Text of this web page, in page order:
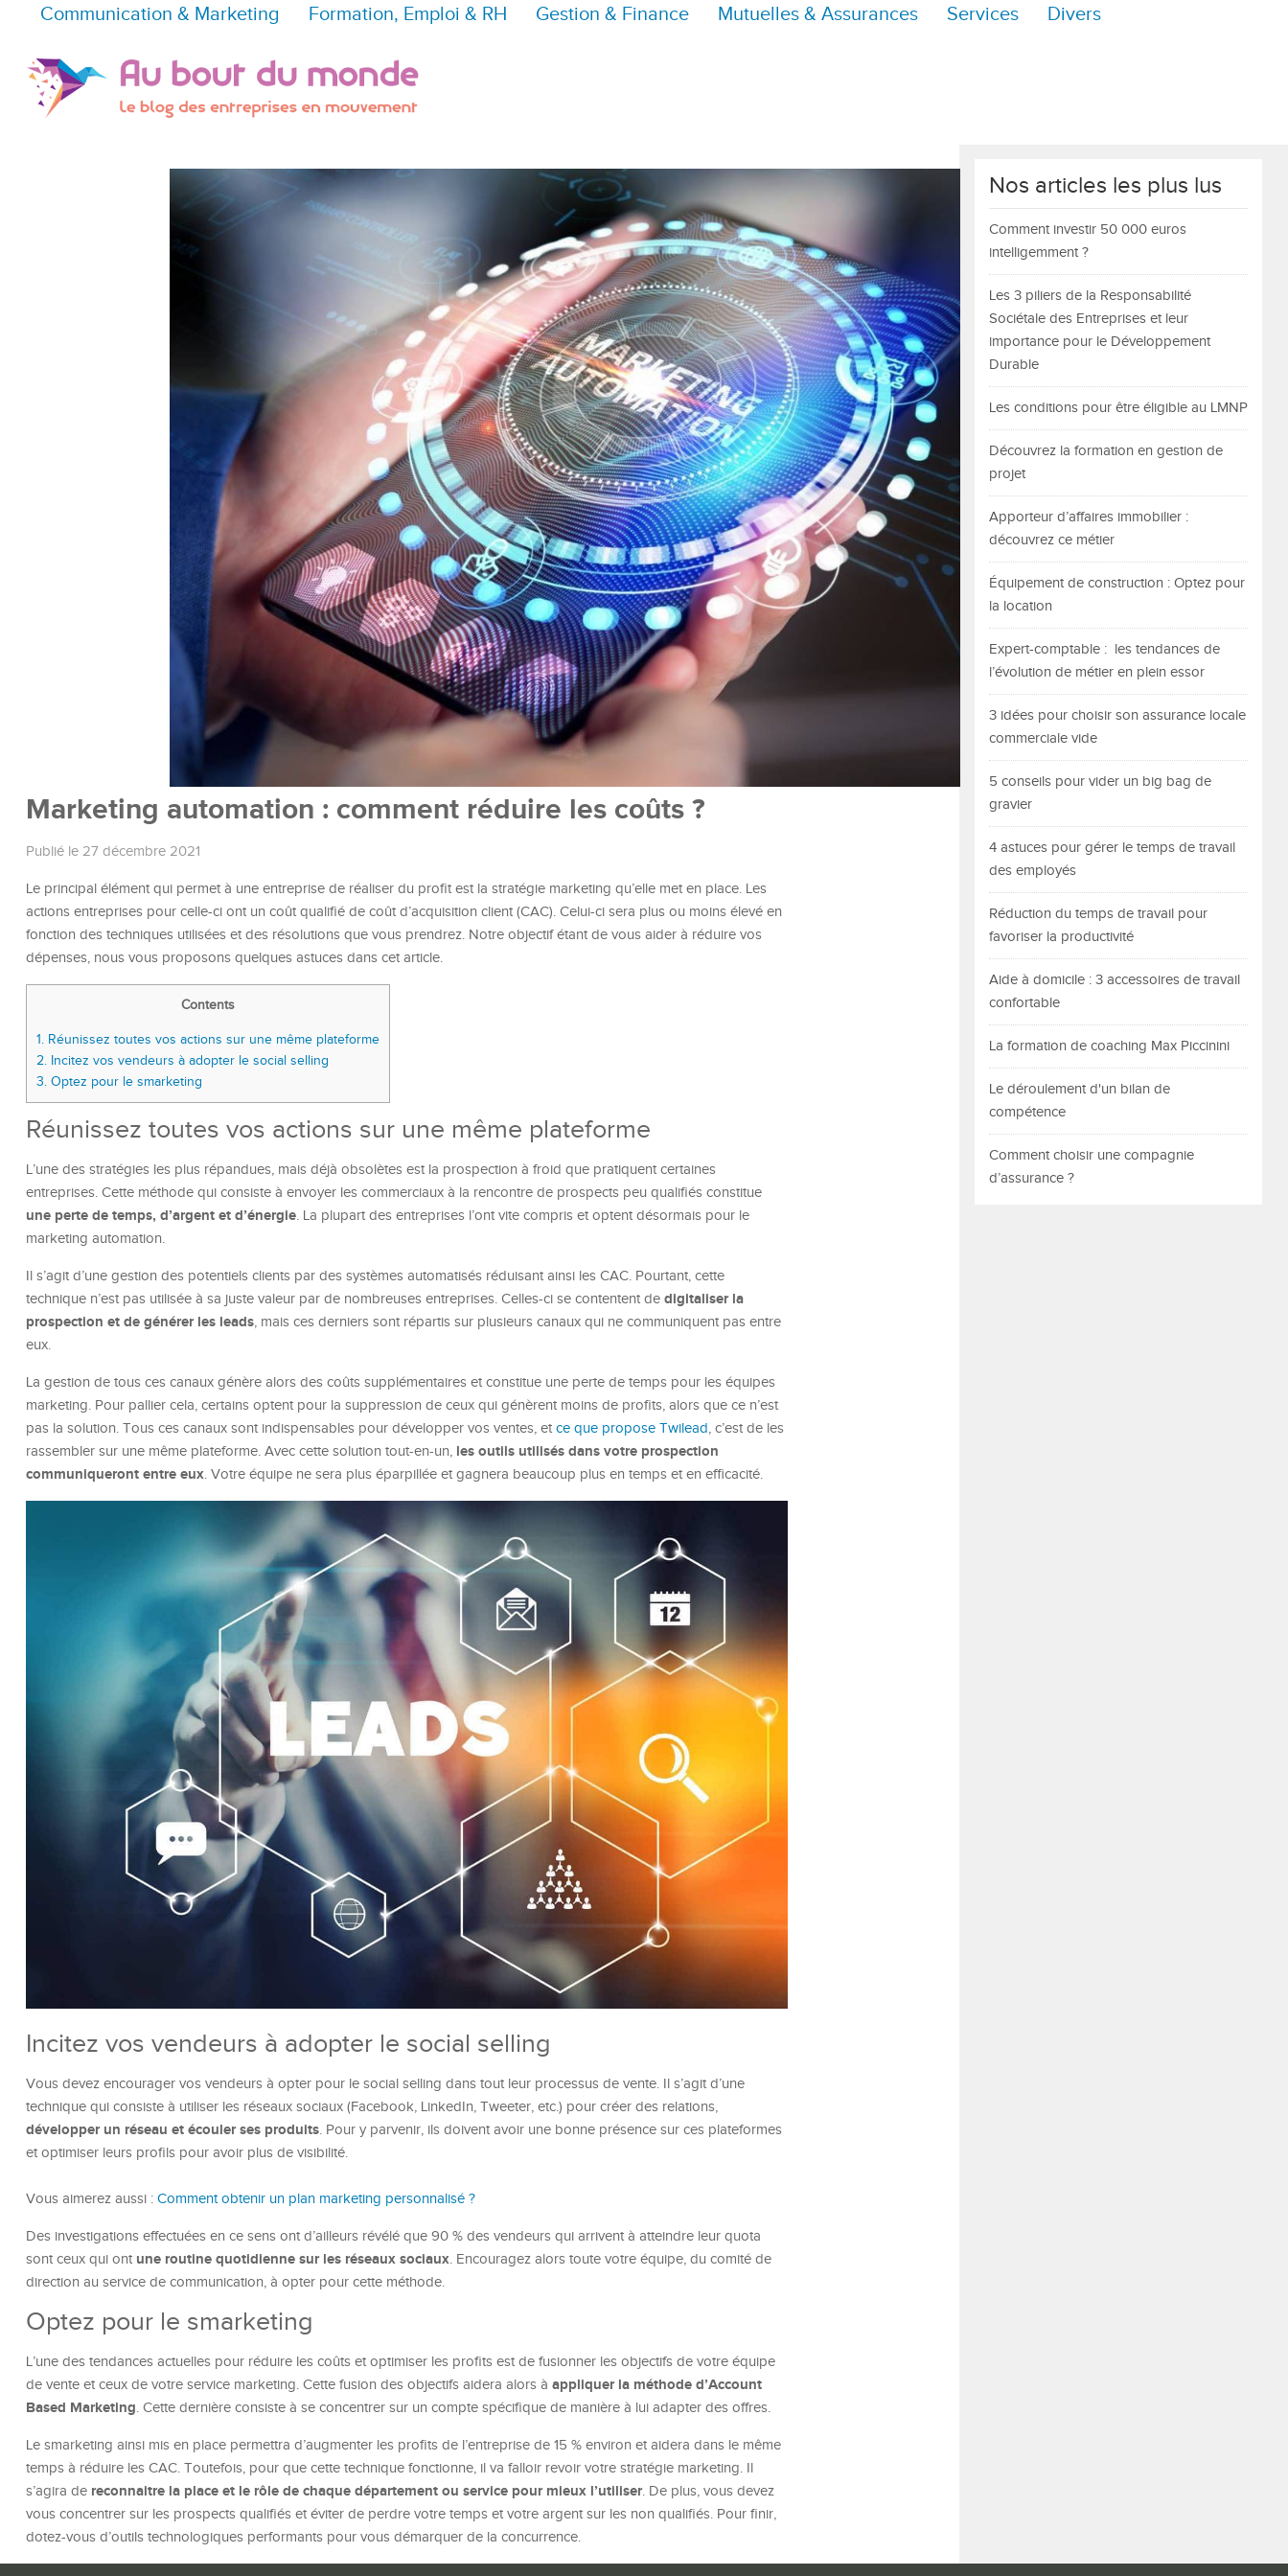
Communication & Marketing Formation, Emploi & RH Gestion & Finance Mutuelles & Assurances Services Divers
Marketing automation : comment réduire les coûts ?
Publié le 27 décembre 2021
Le principal élément qui permet à une entreprise de réaliser du profit est la stratégie marketing qu’elle met en place. Les
actions entreprises pour celle-ci ont un coût qualifié de coût d’acquisition client (CAC). Celui-ci sera plus ou moins élevé en
fonction des techniques utilisées et des résolutions que vous prendrez. Notre objectif étant de vous aider à réduire vos
dépenses, nous vous proposons quelques astuces dans cet article.
Contents
1. Réunissez toutes vos actions sur une même plateforme
2. Incitez vos vendeurs à adopter le social selling
3. Optez pour le smarketing
Réunissez toutes vos actions sur une même plateforme
L’une des stratégies les plus répandues, mais déjà obsolètes est la prospection à froid que pratiquent certaines
entreprises. Cette méthode qui consiste à envoyer les commerciaux à la rencontre de prospects peu qualifiés constitue
une perte de temps, d’argent et d’énergie. La plupart des entreprises l’ont vite compris et optent désormais pour le
marketing automation.
Il s’agit d’une gestion des potentiels clients par des systèmes automatisés réduisant ainsi les CAC. Pourtant, cette
technique n’est pas utilisée à sa juste valeur par de nombreuses entreprises. Celles-ci se contentent de digitaliser la
prospection et de générer les leads, mais ces derniers sont répartis sur plusieurs canaux qui ne communiquent pas entre
eux.
La gestion de tous ces canaux génère alors des coûts supplémentaires et constitue une perte de temps pour les équipes
marketing. Pour pallier cela, certains optent pour la suppression de ceux qui génèrent moins de profits, alors que ce n’est
pas la solution. Tous ces canaux sont indispensables pour développer vos ventes, et ce que propose Twilead, c’est de les
rassembler sur une même plateforme. Avec cette solution tout-en-un, les outils utilisés dans votre prospection
communiqueront entre eux. Votre équipe ne sera plus éparpillée et gagnera beaucoup plus en temps et en efficacité.
Incitez vos vendeurs à adopter le social selling
Vous devez encourager vos vendeurs à opter pour le social selling dans tout leur processus de vente. Il s’agit d’une
technique qui consiste à utiliser les réseaux sociaux (Facebook, LinkedIn, Tweeter, etc.) pour créer des relations,
développer un réseau et écouler ses produits. Pour y parvenir, ils doivent avoir une bonne présence sur ces plateformes
et optimiser leurs profils pour avoir plus de visibilité.
Vous aimerez aussi : Comment obtenir un plan marketing personnalisé ?
Des investigations effectuées en ce sens ont d’ailleurs révélé que 90 % des vendeurs qui arrivent à atteindre leur quota
sont ceux qui ont une routine quotidienne sur les réseaux sociaux. Encouragez alors toute votre équipe, du comité de
direction au service de communication, à opter pour cette méthode.
Optez pour le smarketing
L’une des tendances actuelles pour réduire les coûts et optimiser les profits est de fusionner les objectifs de votre équipe
de vente et ceux de votre service marketing. Cette fusion des objectifs aidera alors à appliquer la méthode d’Account
Based Marketing. Cette dernière consiste à se concentrer sur un compte spécifique de manière à lui adapter des offres.
Le smarketing ainsi mis en place permettra d’augmenter les profits de l’entreprise de 15 % environ et aidera dans le même
temps à réduire les CAC. Toutefois, pour que cette technique fonctionne, il va falloir revoir votre stratégie marketing. Il
s’agira de reconnaitre la place et le rôle de chaque département ou service pour mieux l’utiliser. De plus, vous devez
vous concentrer sur les prospects qualifiés et éviter de perdre votre temps et votre argent sur les non qualifiés. Pour finir,
dotez-vous d’outils technologiques performants pour vous démarquer de la concurrence.
Nos articles les plus lus
Comment investir 50 000 euros
intelligemment ?
Les 3 piliers de la Responsabilité
Sociétale des Entreprises et leur
importance pour le Développement
Durable
Les conditions pour être éligible au LMNP
Découvrez la formation en gestion de
projet
Apporteur d’affaires immobilier :
découvrez ce métier
Équipement de construction : Optez pour
la location
Expert-comptable : les tendances de
l’évolution de métier en plein essor
3 idées pour choisir son assurance locale
commerciale vide
5 conseils pour vider un big bag de
gravier
4 astuces pour gérer le temps de travail
des employés
Réduction du temps de travail pour
favoriser la productivité
Aide à domicile : 3 accessoires de travail
confortable
La formation de coaching Max Piccinini
Le déroulement d'un bilan de
compétence
Comment choisir une compagnie
d’assurance ?